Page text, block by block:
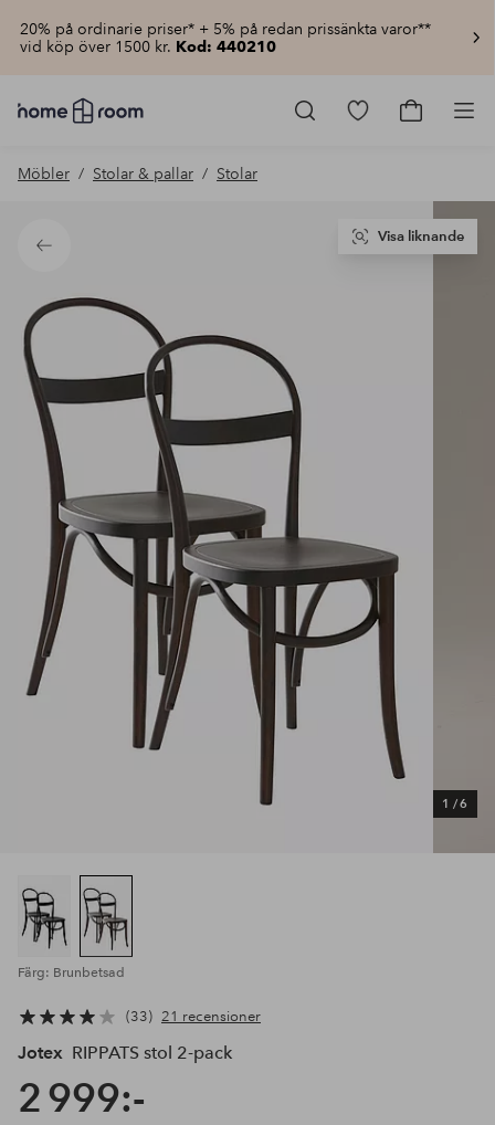
20% på ordinarie priser* + 5% på redan prissänkta varor**
vid köp över 1500 kr. Kod: 440210
Homeroom
–
hemmet
pris
Gå
Gå
Möbler Stolar & pallar Stolar
Tillbaka
1 /6
Visa liknande
Färg: Brunbetsad
33 21 recensioner
Jotex RIPPATS stol 2-pack
2 999:-